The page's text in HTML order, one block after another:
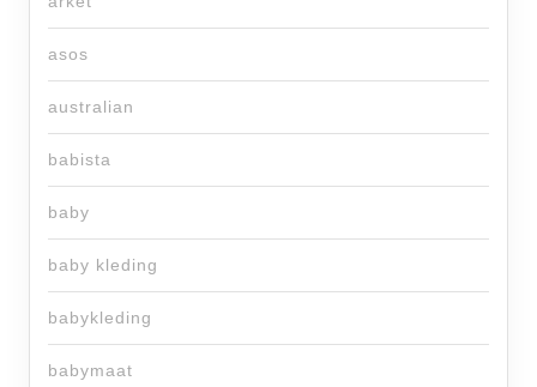
asos
australian
babista
baby
baby kleding
babykleding
babymaat